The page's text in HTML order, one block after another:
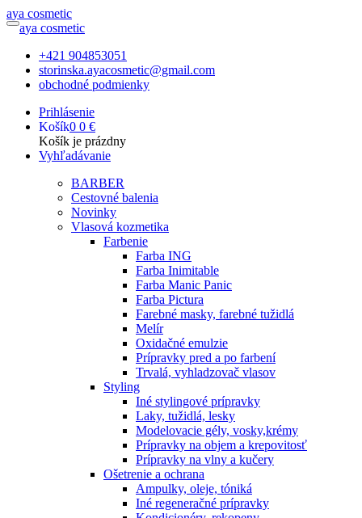
aya cosmetic
aya cosmetic
+421 904853051
storinska.ayacosmetic@gmail.com
obchodné podmienky
Prihlásenie
Košík0 0 €
Košík je prázdny
Vyhľadávanie
BARBER
Cestovné balenia
Novinky
Vlasová kozmetika
Farbenie
Farba ING
Farba Inimitable
Farba Manic Panic
Farba Pictura
Farebné masky, farebné tužidlá
Melír
Oxidačné emulzie
Prípravky pred a po farbení
Trvalá, vyhladzovač vlasov
Styling
Iné stylingové prípravky
Laky, tužidlá, lesky
Modelovacie gély, vosky,krémy
Prípravky na objem a krepovitosť
Prípravky na vlny a kučery
Ošetrenie a ochrana
Ampulky, oleje, tóniká
Iné regeneračné prípravky